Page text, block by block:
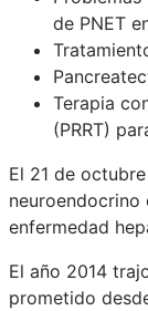
de PNET
Terapia
(PRRT)
El 21 de
neuroendocrino
enfermedad
El año 2014
prometido